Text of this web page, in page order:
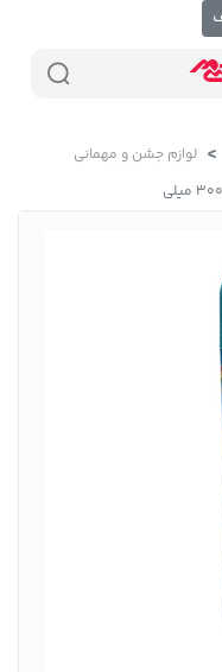
لوازم جشن و مهمانی